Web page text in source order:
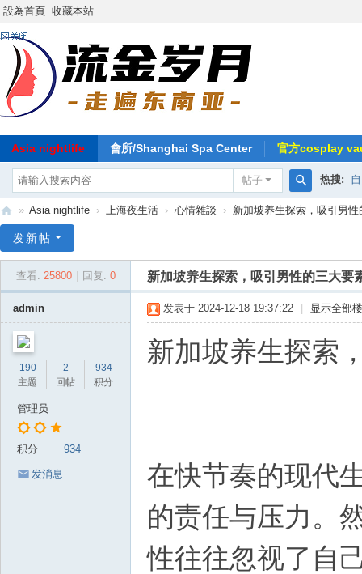
設為首頁 收藏本站
Asia nightlife 會所/Shanghai Spa Center 官方cosplay
帖子
搜
热搜:
南
» Asia nightlife › 上海夜生活 › 心情雜談 › 新加坡养生探索，吸引男性
发新帖
查看: 25800 回复: 0 新加坡养生探索，吸引男性的三大要
admin
190
主题
2
回帖
934
积分
管理员
积分 934
发消息
发表于 2024-12-18 19:37:22 显示全部
新加坡养生探索
在快节奏的现代
的责任与压力。
性往往忽视了自